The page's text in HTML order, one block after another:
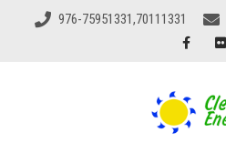
976-75951331,70111331